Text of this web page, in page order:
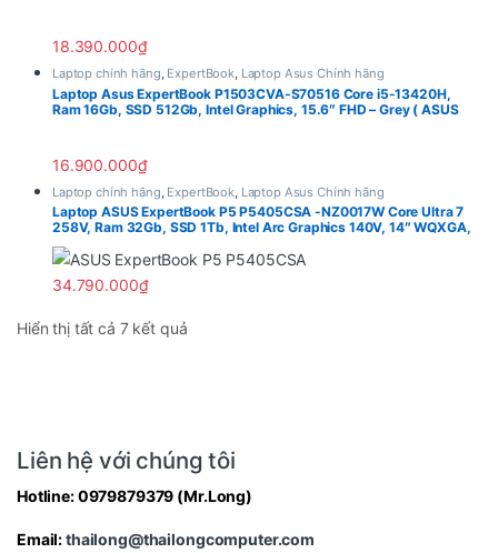
18.390.000₫
Laptop chính hãng, ExpertBook, Laptop Asus Chính hãng
Laptop Asus ExpertBook P1503CVA-S70516 Core i5-13420H,
Ram 16Gb, SSD 512Gb, Intel Graphics, 15.6″ FHD – Grey ( ASUS
16.900.000₫
Laptop chính hãng ExpertBook, Laptop Asus Chính hãng
Laptop ASUS ExpertBook P5 P5405CSA -NZ0017W Core Ultra 7
258V, Ram 32Gb, SSD 1Tb, Intel Arc Graphics 140V, 14″ WQXGA,
Win 11 Pro ( ASUS Premium Care 2 Year )
34.790.000₫
Hiển thị tất cả 7 kết quả
Liên hệ với chúng tôi
Hotline:0979879379 (Mr.Long)
Email:thailong@thailongcomputer.com